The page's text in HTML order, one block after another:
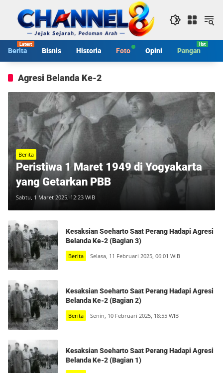
konten
Berita Bisnis Historia Foto Opini Pangan
Agresi Belanda Ke-2
Berita
Peristiwa 1 Maret 1949 di Yogyakarta
yang Getarkan PBB
Sabtu, 1 Maret 2025, 12:23 WIB
Kesaksian Soeharto Saat Perang Hadapi Agresi
Belanda Ke-2 (Bagian 3)
Berita Selasa, 11 Februari 2025, 06:01 WIB
Kesaksian Soeharto Saat Perang Hadapi Agresi
Belanda Ke-2 (Bagian 2)
Berita Senin, 10 Februari 2025, 18:55 WIB
Kesaksian Soeharto Saat Perang Hadapi Agresi
Belanda Ke-2 (Bagian 1)